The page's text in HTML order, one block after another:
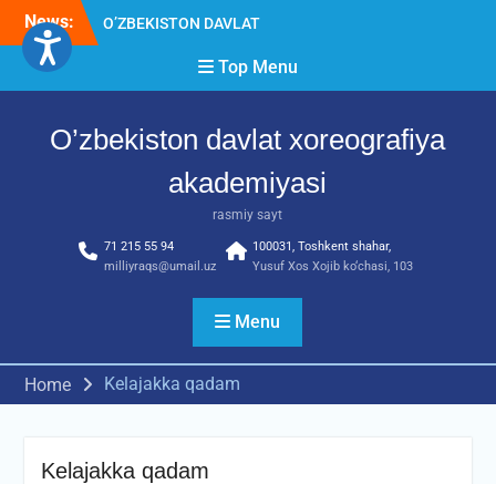
Skip
content
News:
O’ZBEKISTON DAVLAT
AKADEMIYASIDA
о‘tkazilgan kasbiy (ijodiy)
Diqqat e’lon!
imtihon jarayonlari
Top Menu
O’zbekiston davlat xoreografiya
akademiyasi
rasmiy sayt
71 215 55 94
milliyraqs@umail.uz
100031, Toshkent shahar,
Yusuf Xos Xojib ko‘chasi, 103
Menu
Home Kelajakka qadam
Kelajakka qadam